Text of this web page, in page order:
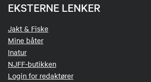
EKSTERNE LENKER
Jakt & Fiske
Mine båter
Inatur
NJFF-butikken
Login for redaktører